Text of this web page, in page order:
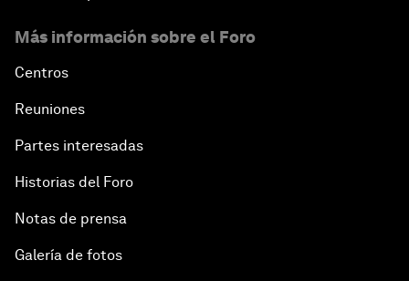
Más información sobre el Foro
Centros
Reuniones
Partes interesadas
Historias del Foro
Notas de prensa
Galería de fotos